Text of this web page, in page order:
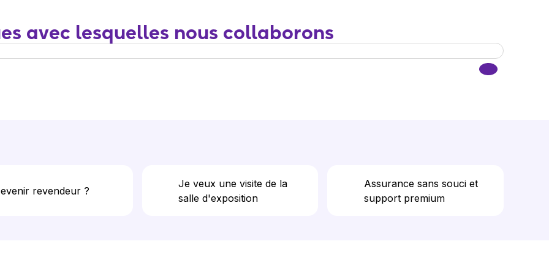
avec lesquelles nous collaborons
revendeur ?
Je veux une visite de la
salle d'exposition
Assurance sans souci et
support premium